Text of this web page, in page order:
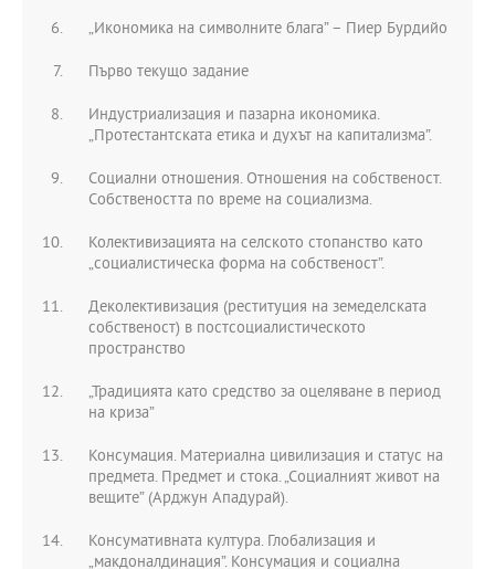
„Икономика на символните блага” – Пиер Бурдийо
Първо текущо задание
Индустриализация и пазарна икономика.
„Протестантската етика и духът на капитализма”.
Социални отношения. Отношения на собственост.
Собствеността по време на социализма.
Колективизацията на селското стопанство като
„социалистическа форма на собственост”.
Деколективизация (реституция на земеделската
собственост) в постсоциалистическото
пространство
„Традицията като средство за оцеляване в период
на криза”
Консумация. Материална цивилизация и статус на
предмета. Предмет и стока. „Социалният живот на
вещите” (Арджун Ападурай).
Консумативната култура. Глобализация и
„макдоналдинация”. Консумация и социална